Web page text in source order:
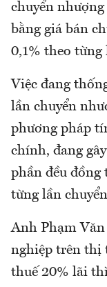
chuyển
bằng giá bán
0,1% theo từng
Việc đang
lần chuyển
phương pháp
chính, đang
phần đều đồng
từng lần
Anh Phạm
nghiệp trên thị
thuế 20% lãi